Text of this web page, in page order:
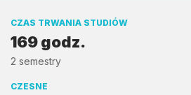
CZAS TRWANIA STUDIÓW
169 godz.
2 semestry
CZESNE